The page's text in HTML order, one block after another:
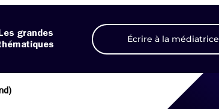
Les grandes
Écrire à la médiatrice